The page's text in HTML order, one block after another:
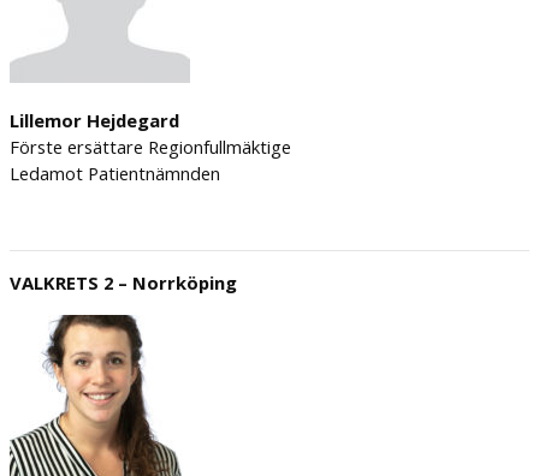
Lillemor Hejdegard
Förste ersättare Regionfullmäktige
Ledamot Patientnämnden
VALKRETS 2 – Norrköping